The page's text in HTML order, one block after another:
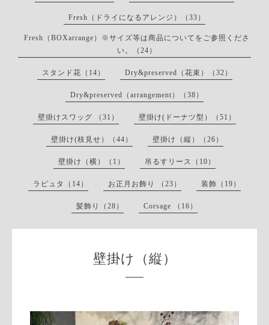
Fresh（ドライになるアレンジ）（33）
Fresh（BOXarrange）※サイズ等は商品についてをご参照くださ
い。（24）
スタンド花（14） Dry&preserved（花束）（32）
Dry&preserved（arrangement）（38）
壁掛けスワッグ （31） 壁掛け(ドーナツ型）（51）
壁掛け(枝見せ）（44） 壁掛け（縦）（26）
壁掛け（横）（1） 吊るすリース（10）
ラピュタ（14） お正月お飾り （23） 装飾（19）
髪飾り（28） Corsage （16）
壁掛け（縦）